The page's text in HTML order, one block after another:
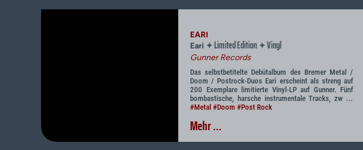
EARI
Eari ✦Limited Edition✦Vinyl
Gunner Records
Das selbstbetitelte Debütalbum des Bremer Metal /
Doom / Postrock-Duos Eari erscheint als streng auf
200 Exemplare limitierte Vinyl-LP auf Gunner. Fünf
bombastische, harsche instrumentale Tracks, zw ...
#Metal #Doom #Post Rock
Mehr ...